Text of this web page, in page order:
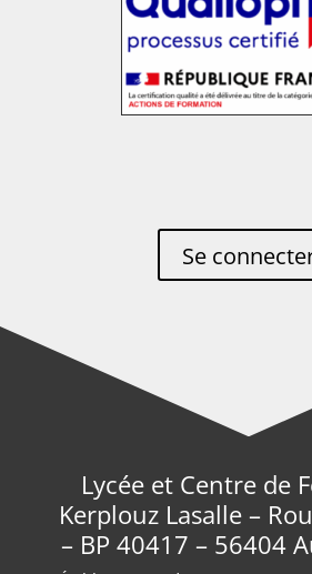
Se
Lycée et Centre de
Kerplouz Lasalle –
– BP 40417 – 56404